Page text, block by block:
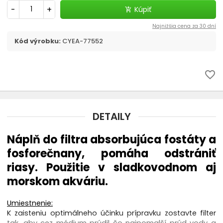
Filtračné médiá
Pozadia do akvária
Ohrievač
Riasy v akváriu - odstránenie
Automatické krmítko
- + add_shopping_cart Kúpiť
Najnižšia cena za 30 dní
Kód výrobku: CYEA-77552
favorite_border
DETAILY
Náplň do filtra absorbujúca fostáty a
fosforečnany, pomáha odstrániť
riasy. Použitie v sladkovodnom aj
morskom akváriu.
Umiestnenie:
K zaisteniu optimálneho účinku prípravku zostavte filter